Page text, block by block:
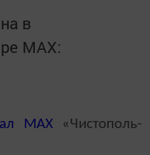
в
MАХ:
MAX«Чистополь-